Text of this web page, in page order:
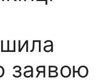
заявою